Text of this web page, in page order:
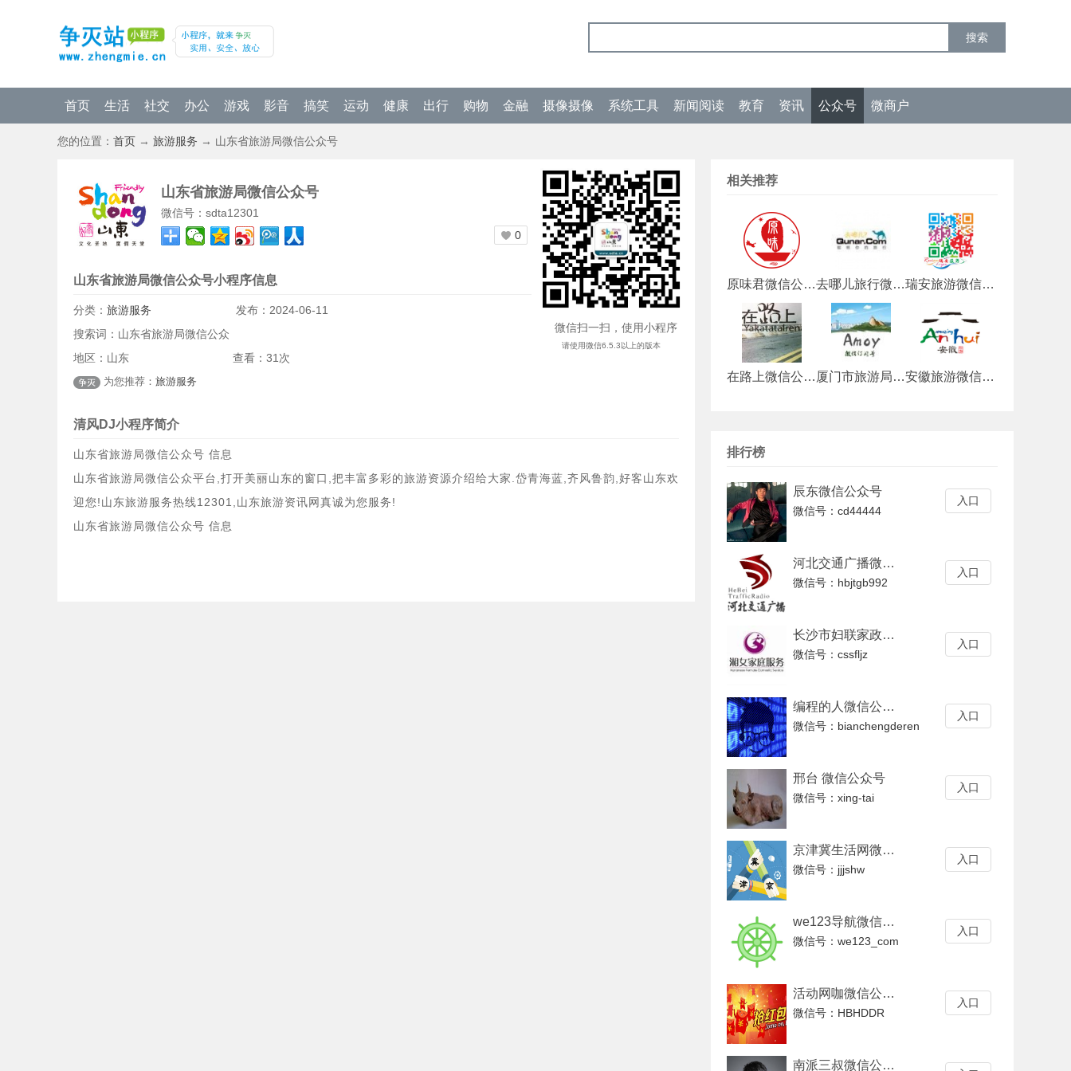
首页 生活 社交 办公 游戏 影音 搞笑 运动 健康 出行 购物 金融 摄像摄像 系统工具 新闻阅读 教育 资讯 公众号 微商户
您的位置： 首页 → 旅游服务 → 山东省旅游局微信公众号
微信扫一扫，使用小程序
请使用微信6.5.3以上的版本
山东省旅游局微信公众号
微信号：sdta12301
0
山东省旅游局微信公众号小程序信息
分类： 旅游服务 发布： 2024-06-11
搜索词： 山东省旅游局微信公众
号,山东省旅游局微信
提示：若暂无二维码，请复制搜索词在微信搜索。
地区： 山东 查看： 31次
为您推荐： 旅游服务
清风DJ小程序简介
山东省旅游局微信公众号 信息
山东省旅游局微信公众平台,打开美丽山东的窗口,把丰富多彩的旅游资源介绍给大家.岱青海蓝,齐风鲁韵,好客山东欢
迎您!山东旅游服务热线12301,山东旅游资讯网真诚为您服务!
山东省旅游局微信公众号 信息
相关推荐
原味君微信公众号 去哪儿旅行微信公众号 瑞安旅游微信公众号
在路上微信公众号 厦门市旅游局微信公众号 安徽旅游微信公众号
排行榜
辰东微信公众号
微信号：cd44444
入口
河北交通广播微信公众号
微信号：hbjtgb992
入口
长沙市妇联家政服务中心微信公众号
微信号：cssfljz
入口
编程的人微信公众号
微信号：bianchengderen
入口
邢台 微信公众号
微信号：xing-tai
入口
京津冀生活网微信公众号
微信号：jjjshw
入口
we123导航微信公众号
微信号：we123_com
入口
活动网咖微信公众号
微信号：HBHDDR
入口
南派三叔微信公众号